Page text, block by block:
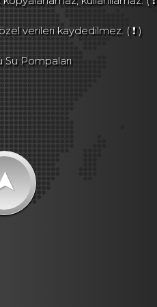
özel verileri kaydedilmez. ( ❗ )
Su Pompaları